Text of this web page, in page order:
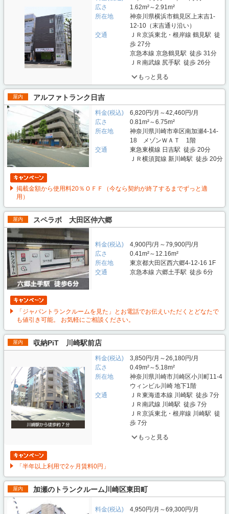
広さ
1.62m²～2.91m²
所在地
神奈川県横浜市鶴見区上末吉1-
12-10（末吉通り沿い）
交通
ＪＲ京浜東北・根岸線 鶴見駅 徒
歩 27分
京急本線 京急鶴見駅 徒歩 31分
ＪＲ南武線 尻手駅 徒歩 26分
もっと見る
屋内 アルファトランク日吉
料金(税込)
6,820円/月～42,460円/月
広さ
0.81m²～6.75m²
所在地
神奈川県川崎市幸区南加瀬4-14-
18 メゾンＷＡＴ 1階
交通
東急東横線 日吉駅 徒歩 20分
ＪＲ横須賀線 新川崎駅 徒歩 20分
掲載金額から使用料20％ＯＦＦ（今なら契約が終了するまでずっと適
用）
屋内 スペラボ 大田区仲六郷
料金(税込)
4,900円/月～79,900円/月
広さ
0.41m²～12.16m²
所在地
東京都大田区西六郷4-12-16 1F
交通
京急本線 六郷土手駅 徒歩 6分
「ジャパントランクルームを見た」とお電話でお伝えいただくとどなたで
も値引き可能。 お気軽にご相談ください。
屋内 収納PiT 川崎駅前店
料金(税込)
3,850円/月～26,180円/月
広さ
0.49m²～5.18m²
所在地
神奈川県川崎市川崎区小川町11-4
ウィンビル川崎 地下1階
交通
ＪＲ東海道本線 川崎駅 徒歩 7分
ＪＲ南武線 川崎駅 徒歩 7分
ＪＲ京浜東北・根岸線 川崎駅 徒
歩 7分
もっと見る
「半年以上利用で2ヶ月賃料0円」
屋内 加瀬のトランクルーム川崎区東田町
料金(税込)
4,950円/月～69,300円/月